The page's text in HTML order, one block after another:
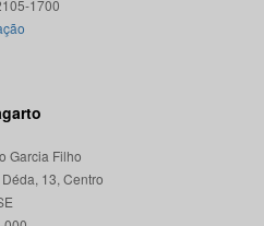
Garcia Filho
13, Centro